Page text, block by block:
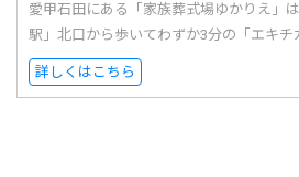
愛甲石田にある「家族葬式場ゆかりえ」
駅」北口から歩いてわずか3分の「エキチ
詳しくはこちら